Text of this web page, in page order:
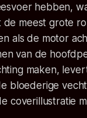
hebben,
de meest grote
als de motor
van de
maken,
bloederige
coverillustratie